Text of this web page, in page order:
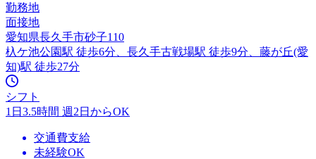
勤務地
面接地
愛知県長久手市砂子110
杁ケ池公園駅 徒歩6分、長久手古戦場駅 徒歩9分、藤が丘(愛
知)駅 徒歩27分
シフト
1日3.5時間 週2日からOK
交通費支給
未経験OK